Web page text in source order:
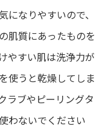
になりやすいので、
肌質にあったものを
やすい肌は洗浄力が
使うと乾燥してしま
ラブやピーリングタ
わないでください